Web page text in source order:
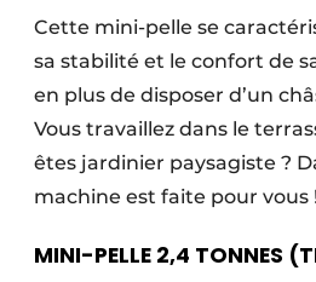
Cette mini-pelle se
sa stabilité et le confort de
en plus de disposer d’un
Vous travaillez dans le
êtes jardinier paysagiste ?
machine est faite pour vous !
MINI-PELLE 2,4 TONNES